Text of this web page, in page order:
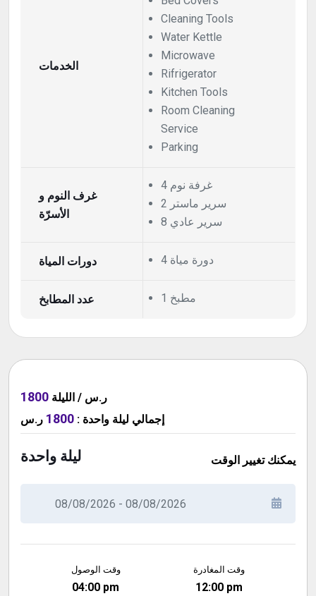
الخدمات
Cleaning Tools
Water Kettle
Microwave
Rifrigerator
Kitchen Tools
Room Cleaning
Service
Parking
غرف النوم و
الأسرّة
4 غرفة نوم
2 سرير ماستر
8 سرير عادي
دورات المياة 4 دورة مياة
عدد المطابخ 1 مطبخ
1800 ر.س / الليلة
إجمالي ليلة واحدة :
1800 ر.س
ليلة واحدة يمكنك تغيير الوقت
وقت الوصول
04:00 pm
وقت المغادرة
12:00 pm